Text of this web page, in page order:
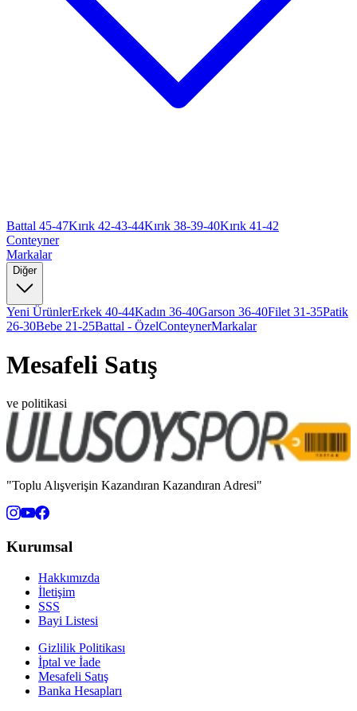
Battal 45-47Kırık 42-43-44Kırık 38-39-40Kırık 41-42
Conteyner
Markalar
Diğer
Yeni ÜrünlerErkek 40-44Kadın 36-40Garson 36-40Filet 31-35Patik
26-30Bebe 21-25Battal - ÖzelConteynerMarkalar
Mesafeli Satış
ve politikasi
"Toplu Alışverişin Kazandıran Kazandıran Adresi"
Kurumsal
Hakkımızda
İletişim
SSS
Bayi Listesi
Gizlilik Politikası
İptal ve İade
Mesafeli Satış
Banka Hesapları